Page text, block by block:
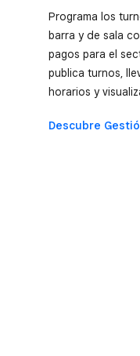
Programa los
barra y de sala
pagos para el
publica turnos,
horarios y
Descubre